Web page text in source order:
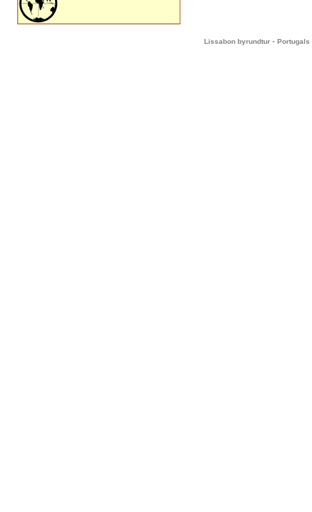
Lissabon byrundtur - Portugals